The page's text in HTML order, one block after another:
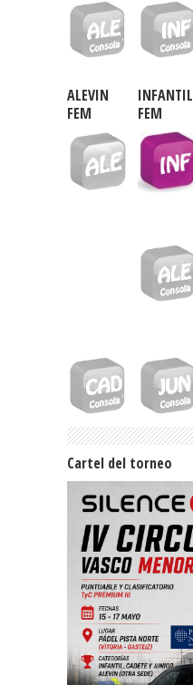
ALEVIN
FEM
INFANTIL
FEM
Cartel del torneo